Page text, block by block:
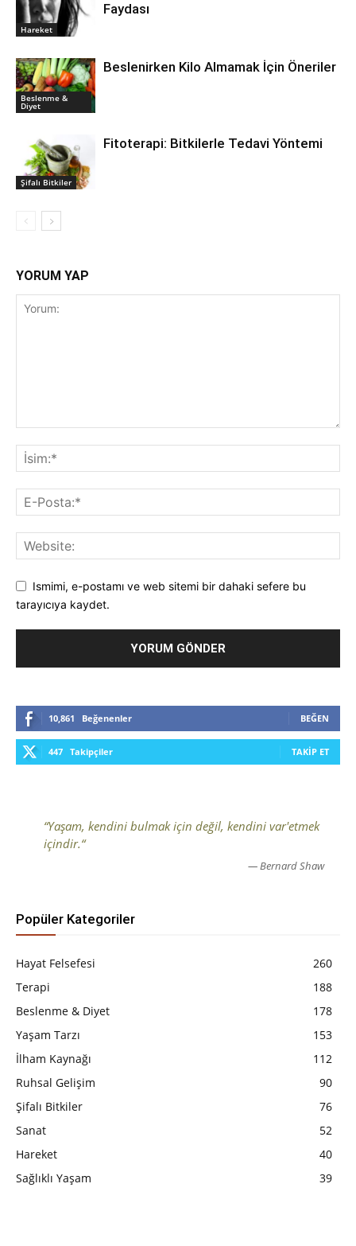
Hareket
Faydası
Beslenme &
Diyet
Beslenirken Kilo Almamak İçin Öneriler
Şifalı Bitkiler
Fitoterapi: Bitkilerle Tedavi Yöntemi
YORUM YAP
Ismimi, e-postamı ve web sitemi bir dahaki sefere bu
tarayıcıya kaydet.
10,861 Beğenenler BEĞEN
447 Takipçiler TAKIP ET
“Yaşam, kendini bulmak için değil, kendini var'etmek
içindir.“
— Bernard Shaw
Popüler Kategoriler
Hayat Felsefesi
260
Terapi
188
Beslenme & Diyet
178
Yaşam Tarzı
153
İlham Kaynağı
112
Ruhsal Gelişim
90
Şifalı Bitkiler
76
Sanat
52
Hareket
40
Sağlıklı Yaşam
39